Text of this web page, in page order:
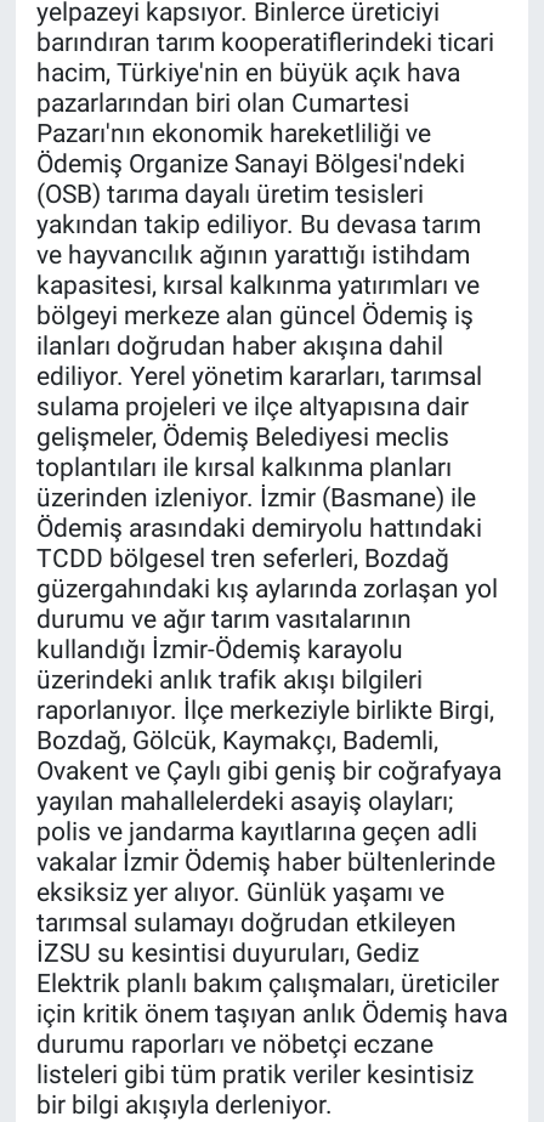
yelpazeyi kapsıyor. Binlerce üreticiyi
barındıran tarım kooperatiflerindeki ticari
hacim, Türkiye'nin en büyük açık hava
pazarlarından biri olan Cumartesi
Pazarı'nın ekonomik hareketliliği ve
Ödemiş Organize Sanayi Bölgesi'ndeki
(OSB) tarıma dayalı üretim tesisleri
yakından takip ediliyor. Bu devasa tarım
ve hayvancılık ağının yarattığı istihdam
kapasitesi, kırsal kalkınma yatırımları ve
bölgeyi merkeze alan güncel Ödemiş iş
ilanları doğrudan haber akışına dahil
ediliyor. Yerel yönetim kararları, tarımsal
sulama projeleri ve ilçe altyapısına dair
gelişmeler, Ödemiş Belediyesi meclis
toplantıları ile kırsal kalkınma planları
üzerinden izleniyor. İzmir (Basmane) ile
Ödemiş arasındaki demiryolu hattındaki
TCDD bölgesel tren seferleri, Bozdağ
güzergahındaki kış aylarında zorlaşan yol
durumu ve ağır tarım vasıtalarının
kullandığı İzmir-Ödemiş karayolu
üzerindeki anlık trafik akışı bilgileri
raporlanıyor. İlçe merkeziyle birlikte Birgi,
Bozdağ, Gölcük, Kaymakçı, Bademli,
Ovakent ve Çaylı gibi geniş bir coğrafyaya
yayılan mahallelerdeki asayiş olayları;
polis ve jandarma kayıtlarına geçen adli
vakalar İzmir Ödemiş haber bültenlerinde
eksiksiz yer alıyor. Günlük yaşamı ve
tarımsal sulamayı doğrudan etkileyen
İZSU su kesintisi duyuruları, Gediz
Elektrik planlı bakım çalışmaları, üreticiler
için kritik önem taşıyan anlık Ödemiş hava
durumu raporları ve nöbetçi eczane
listeleri gibi tüm pratik veriler kesintisiz
bir bilgi akışıyla derleniyor.